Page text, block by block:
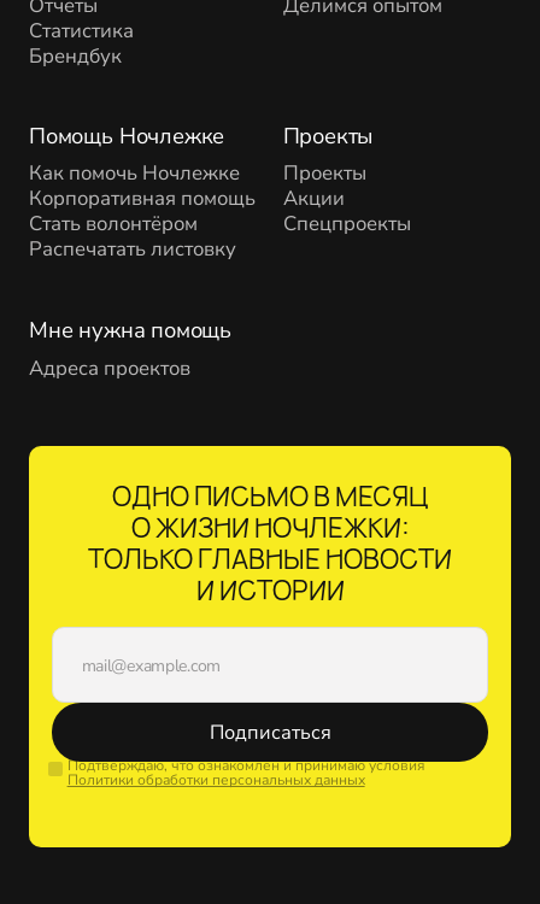
Статистика
Брендбук
Помощь Ночлежке
Как помочь Ночлежке
Корпоративная помощь
Стать волонтёром
Распечатать листовку
Проекты
Проекты
Акции
Спецпроекты
Мне нужна помощь
Адреса проектов
ОДНО ПИСЬМО В МЕСЯЦ
О ЖИЗНИ НОЧЛЕЖКИ:
ТОЛЬКО ГЛАВНЫЕ НОВОСТИ
И ИСТОРИИ
Подписаться
Подтверждаю, что ознакомлен и принимаю условия
Политики обработки персональных данных